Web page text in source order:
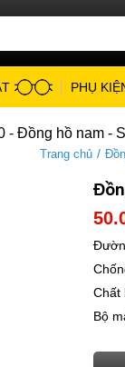
PHỤ
- Đồng hồ nam -
Trang chủ /
Chất
Bộ